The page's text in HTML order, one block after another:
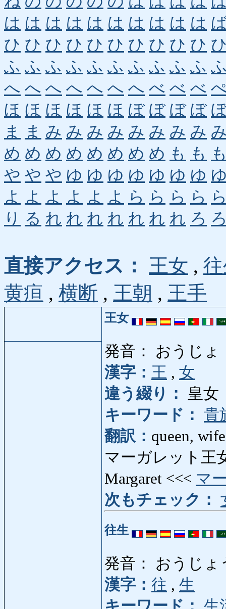
は は は は は は は は は は
ひ ひ ひ ひ ひ ひ ひ ひ ひ ひ
ふ ふ ふ ふ ふ ふ ふ ふ ふ ふ
へ へ へ へ へ へ へ べ べ べ
ほ ほ ほ ほ ほ ほ ぼ ぼ ぼ ぼ
ま
ま み み み み み み み み
め め め め め め め め も も
や や や ゆ ゆ ゆ ゆ ゆ ゆ ゆ
よ よ よ よ よ よ ら ら ら ら
り る れ れ れ れ れ れ れ ろ
直接アクセス： 王女 ,
黄疸 , 横断 , 王朝 , 王手
王女
発音： おうじょ
漢字： 王 , 女
違う綴り：
皇女
キーワード： 貴
翻訳： queen,
マーガレット王
Margaret <<< マ
次もチェック：
往生
発音： おうじょ
漢字： 往 , 生